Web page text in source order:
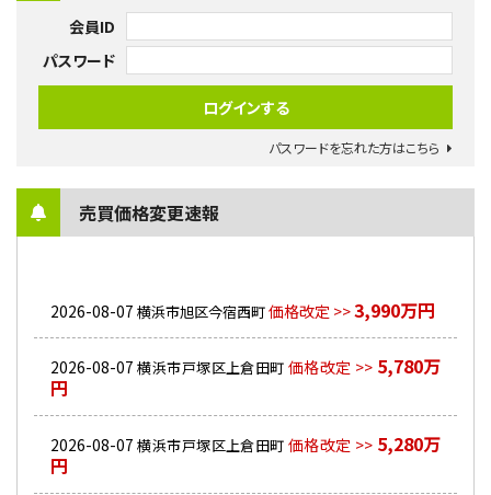
会員ID
パスワード
パスワードを忘れた方はこちら
売買価格変更速報
2026-08-07 横浜市旭区今宿西町価格改定 >>3,990万円
2026-08-07 横浜市戸塚区上倉田町 価格改定 >> 5,780万
円
2026-08-07 横浜市戸塚区上倉田町 価格改定 >> 5,280万
円